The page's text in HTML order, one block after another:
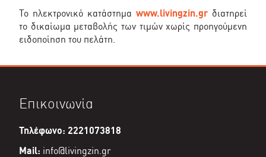
Το ηλεκτρονικό κατάστημα www.livingzin.gr διατηρεί
το δικαίωμα μεταβολής των τιμών χωρίς προηγούμενη
ειδοποίηση του πελάτη.
Επικοινωνία
Τηλέφωνο: 2221073818
Mail: info@livingzin.gr